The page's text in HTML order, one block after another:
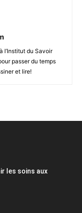
l’Institut du Savoir
passer du temps
et lire!
les soins aux